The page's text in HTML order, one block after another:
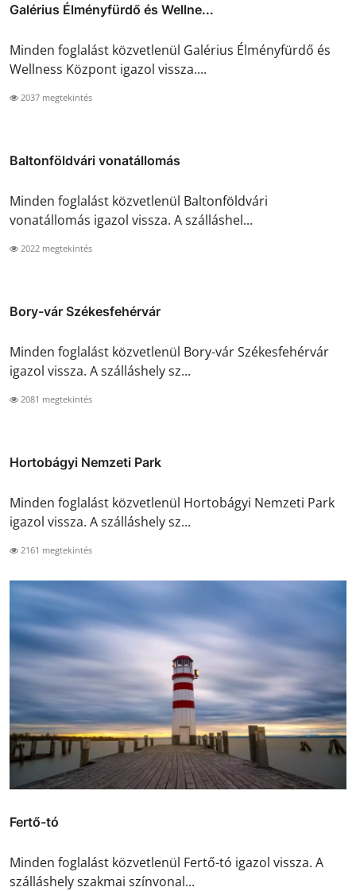
Galérius Élményfürdő és Wellne...
Minden foglalást közvetlenül Galérius Élményfürdő és
Wellness Központ igazol vissza....
2037 megtekintés
Baltonföldvári vonatállomás
Minden foglalást közvetlenül Baltonföldvári
vonatállomás igazol vissza. A szálláshel...
2022 megtekintés
Bory-vár Székesfehérvár
Minden foglalást közvetlenül Bory-vár Székesfehérvár
igazol vissza. A szálláshely sz...
2081 megtekintés
Hortobágyi Nemzeti Park
Minden foglalást közvetlenül Hortobágyi Nemzeti Park
igazol vissza. A szálláshely sz...
2161 megtekintés
Fertő-tó
Minden foglalást közvetlenül Fertő-tó igazol vissza. A
szálláshely szakmai színvonal...